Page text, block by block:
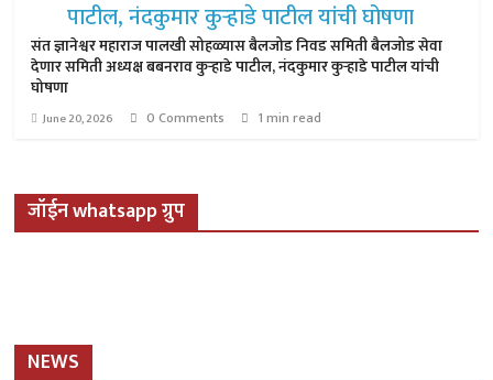
संत ज्ञानेश्वर महाराज पालखी सोहळ्यास बैलजोड निवड समिती बैलजोड सेवा
देणार समिती अध्यक्ष बबनराव कुऱ्हाडे पाटील, नंदकुमार कुऱ्हाडे पाटील यांची
घोषणा
June 20, 2026 0 Comments 1 min read
जॉईन whatsapp ग्रुप
NEWS